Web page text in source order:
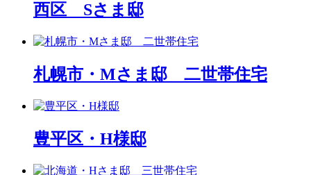
西区 Sさま邸
札幌市・Mさま邸 二世帯住宅
豊平区・H様邸